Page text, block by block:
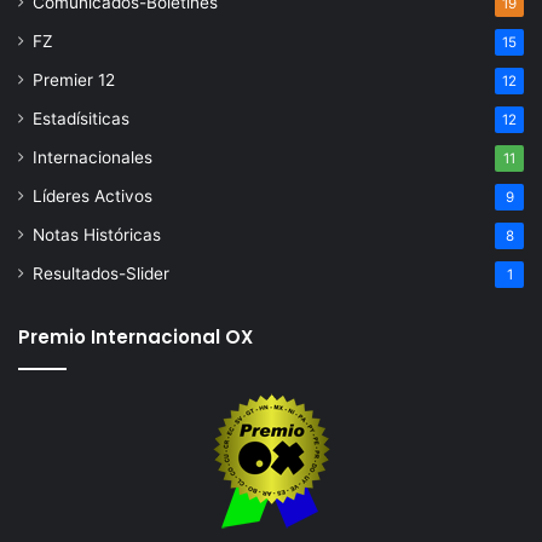
19
FZ 15
Premier 12 12
Estadísiticas 12
Internacionales 11
Líderes Activos 9
Notas Históricas 8
Resultados-Slider 1
Premio Internacional OX